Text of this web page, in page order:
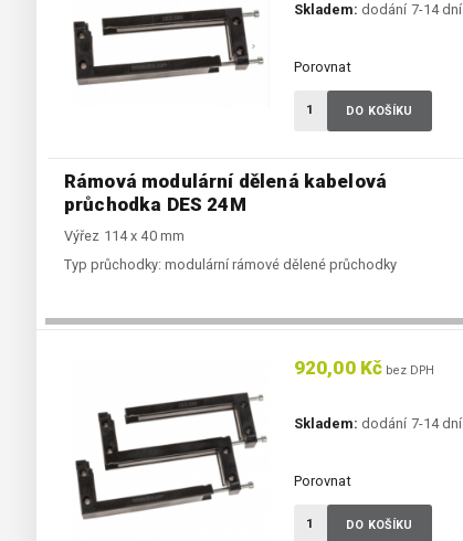
Rámová modulární dělená kabelová
průchodka DES 24M
Výřez 114 x 40 mm
Typ průchodky: modulární rámové dělené průchodky
Skladem: dodání 7-14 dní
Porovnat
DO KOŠÍKU
920,00 Kč bez DPH
Skladem: dodání 7-14 dní
Porovnat
DO KOŠÍKU